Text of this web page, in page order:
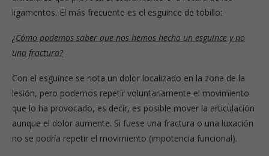
ligamentos. El más frecuente es el esguince de tobillo:
¿Cómo podemos saber que nos hemos hecho un esguince y no
una fractura?
Con el esguince se nota un dolor localizado en la zona de la
lesión, pero podemos repetir voluntariamente el movimiento
que lo ha provocado, es decir, es posible mover la articulación
aunque el dolor aumente. Si fuese una fractura o una luxación
no se podría repetir el movimiento (impotencia funcional).